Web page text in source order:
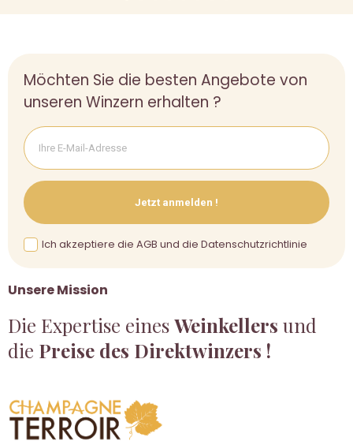
Unsere Mission
Die Expertise einesWeinkellers und
die Preise des Direktwinzers !
Möchten Sie die besten Angebote von
unseren Winzern erhalten ?
Jetzt anmelden !
Ich akzeptiere die AGB und die Datenschutzrichtlinie